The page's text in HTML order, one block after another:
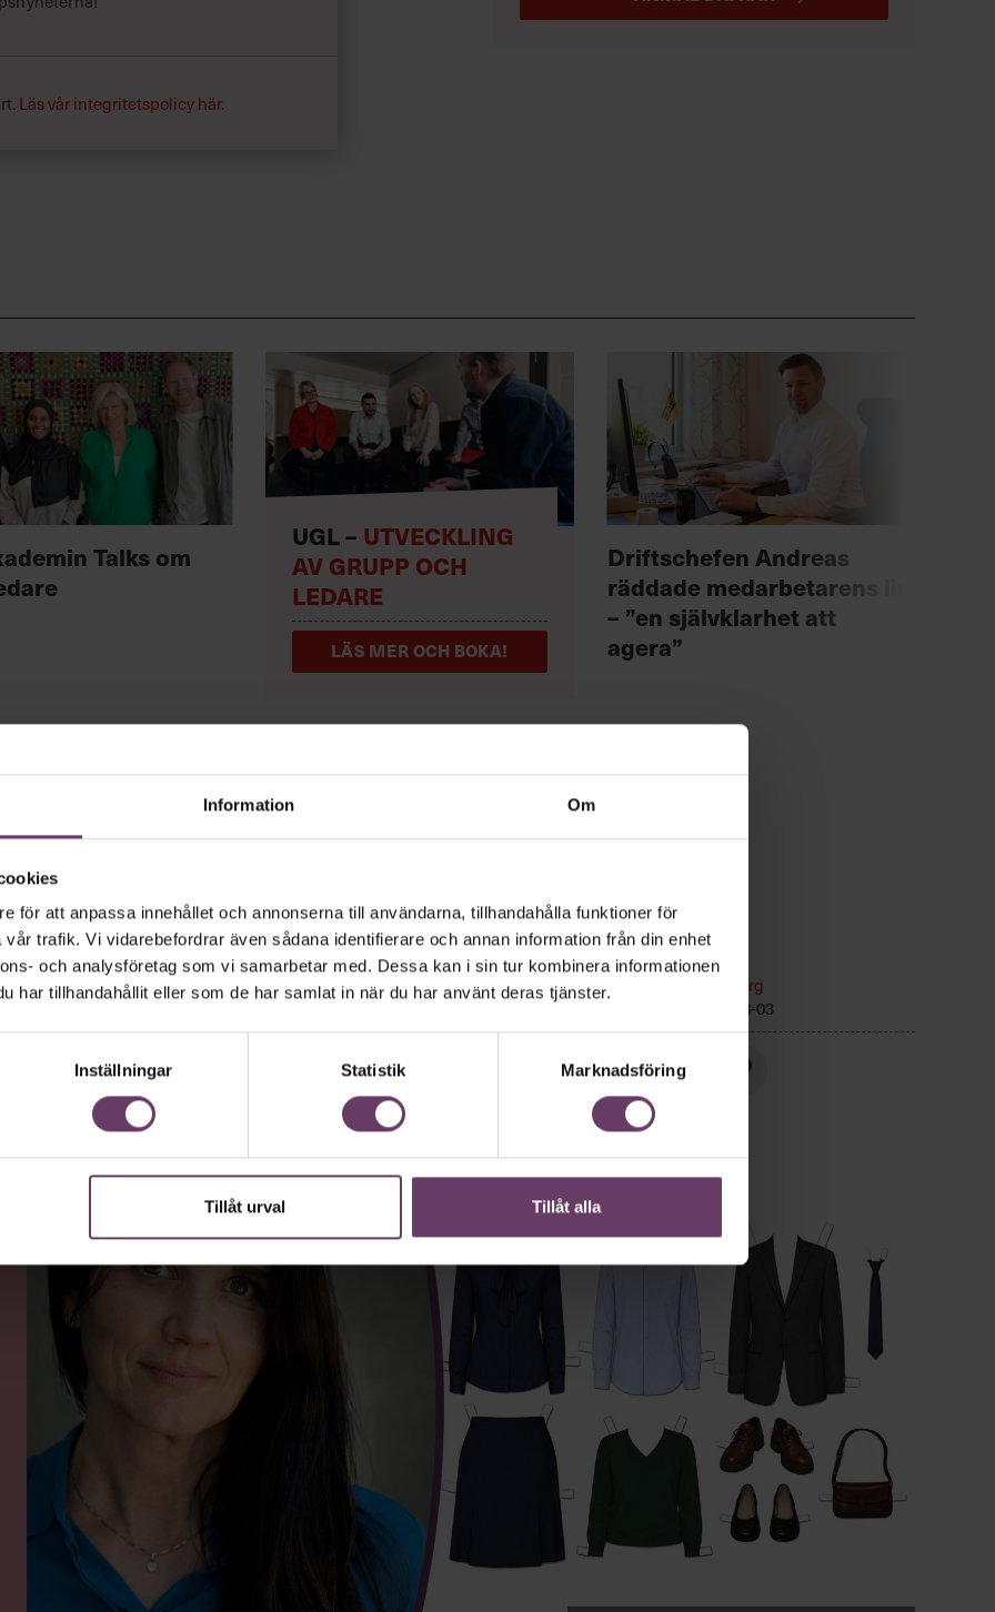
Information Om
för att anpassa innehållet och annonserna till användarna, tillhandahålla funktioner för
trafik. Vi vidarebefordrar även sådana identifierare och annan information från din enhet
och analysföretag som vi samarbetar med. Dessa kan i sin tur kombinera informationen
har tillhandahållit eller som de har samlat in när du har använt deras tjänster.
Inställningar Statistik Marknadsföring
Tillåt urval Tillåt alla
Läs vår integritetspolicy här.
Talks om
UGL – UTVECKLING
AV GRUPP OCH
LEDARE
LÄS MER OCH BOKA!
Driftschefen Andreas
räddade medarbetarens liv
– ”en självklarhet att
agera”
vara
och galna utspel? Nej, det är inget för
den måttfulla partiledarstilen som går hem,
”Hellre en tråkig partiledare i foträta skor, än
Ledarskap
Fredrik Kullberg
2026-08-03